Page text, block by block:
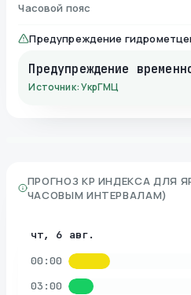
Часовой пояс
Предупреждение
Предупреждение
Источник: УкрГМЦ
ПРОГНОЗ KP ИНДЕКСА ДЛЯ
ЧАСОВЫМ ИНТЕРВАЛАМ)
чт, 6 авг.
00:00
03:00